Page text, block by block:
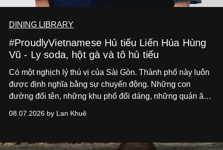
DINING LIBRARY
#ProudlyVietnamese Hủ tiếu Liến Húa Hùng
Vũ - Ly soda, hột gà và tô hủ tiếu
Có một nghịch lý thú vị của Sài Gòn. Thành phố này luôn
được định nghĩa bằng sự chuyển động. Những con
đường đổi tên, những khu phố đổi dáng, những quán ăn
nói về cái mới, về xu hướng tiếp theo, về những điều
08.07.2026 by Lan Khuê